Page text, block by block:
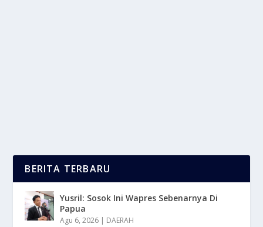
BERITA TERBARU
Yusril: Sosok Ini Wapres Sebenarnya Di
Papua
Agu 6, 2026 | DAERAH